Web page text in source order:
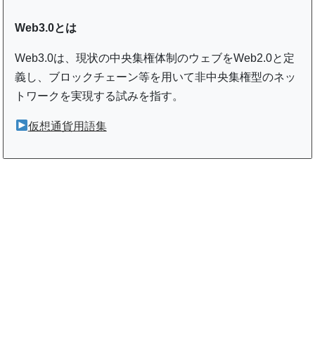
Web3.0とは
Web3.0は、現状の中央集権体制のウェブをWeb2.0と定
義し、ブロックチェーン等を用いて非中央集権型のネッ
トワークを実現する試みを指す。
仮想通貨用語集